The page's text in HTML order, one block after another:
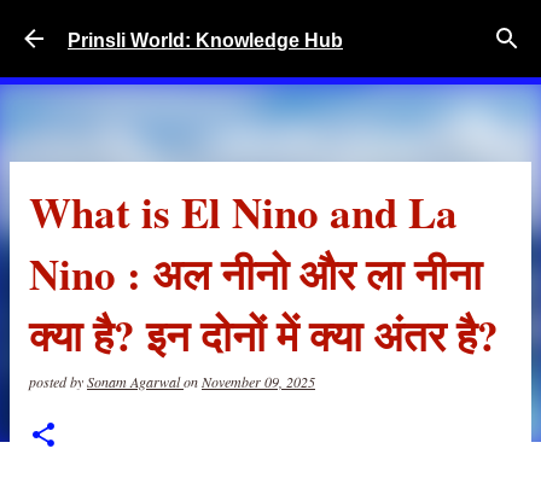
Skip to main content
Prinsli World: Knowledge Hub
What is El Nino and La
Nino : अल नीनो और ला नीना
क्या है? इन दोनों में क्या अंतर है?
posted bySonam AgarwalonNovember 09, 2025